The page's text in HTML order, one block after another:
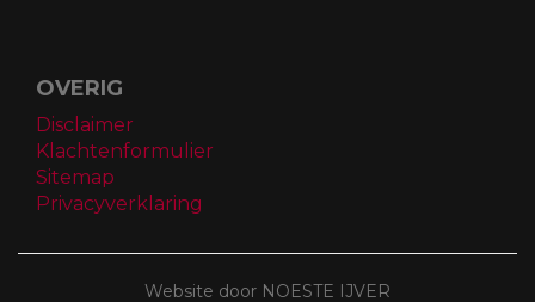
OVERIG
Disclaimer
Klachtenformulier
Sitemap
Privacyverklaring
Website door NOESTE IJVER